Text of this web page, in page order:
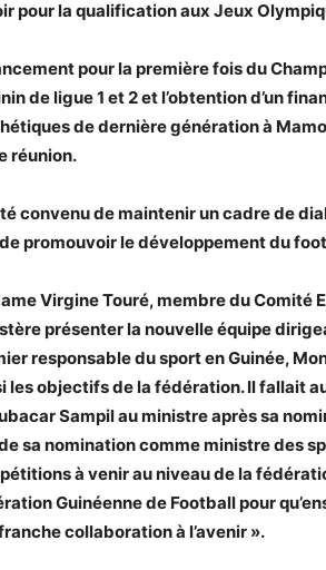
pour la qualification aux Jeux
pour la première fois du
de ligue 1 et 2 et l’obtention d’un
de dernière génération à
réunion.
convenu de maintenir un cadre de
promouvoir le développement du
Virgine Touré, membre du Comité
présenter la nouvelle équipe
responsable du sport en Guinée,
les objectifs de la fédération. Il fallait
Sampil au ministre après sa
sa nomination comme ministre des
à venir au niveau de la
Guinéenne de Football pour
collaboration à l’avenir ».